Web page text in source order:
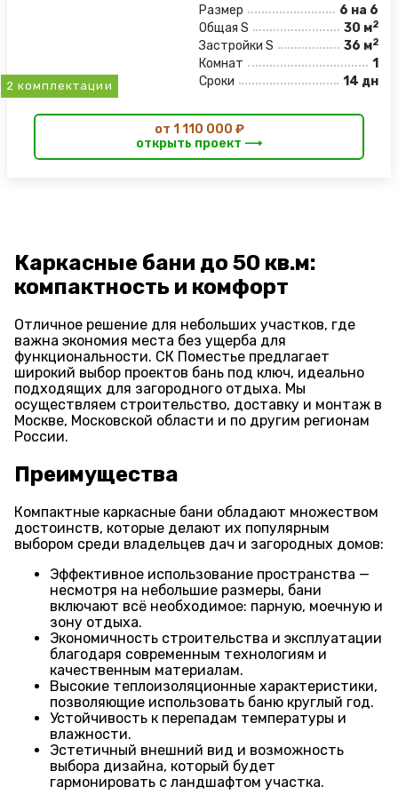
2 комплектации
Размер
6 на 6
Общая S
30 м2
Застройки S 36 м2
Комнат
1
Сроки
14 дн
от 1 110 000 ₽
открыть проект ⟶
Каркасные бани до 50 кв.м:
компактность и комфорт
Отличное решение для небольших участков, где
важна экономия места без ущерба для
функциональности. СК Поместье предлагает
широкий выбор проектов бань под ключ, идеально
подходящих для загородного отдыха. Мы
осуществляем строительство, доставку и монтаж в
Москве, Московской области и по другим регионам
России.
Преимущества
Компактные каркасные бани обладают множеством
достоинств, которые делают их популярным
выбором среди владельцев дач и загородных домов:
Эффективное использование пространства —
несмотря на небольшие размеры, бани
включают всё необходимое: парную, моечную и
зону отдыха.
Экономичность строительства и эксплуатации
благодаря современным технологиям и
качественным материалам.
Высокие теплоизоляционные характеристики,
позволяющие использовать баню круглый год.
Устойчивость к перепадам температуры и
влажности.
Эстетичный внешний вид и возможность
выбора дизайна, который будет
гармонировать с ландшафтом участка.